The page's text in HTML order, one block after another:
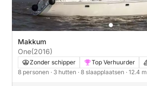
Makkum
One(2016)
Zonder schipper Top Verhuurder
8 personen · 3 hutten · 8 slaapplaatsen · 12.4 m